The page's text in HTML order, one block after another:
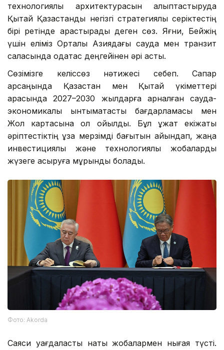
технологиялық архитектурасын қалыптастыруда
Қытай Қазақстанды негізгі стратегиялық серіктестің
бірі ретінде қарастырады деген сөз. Яғни, Бейжің
үшін еліміз Орталық Азиядағы сауда мен транзит
саласында одақтас деңгейінен әрі асты.
Сөзімізге келіссөз нәтижесі себеп. Сапар
қарсаңында Қазақстан мен Қытай үкіметтері
арасында 2027–2030 жылдарға арналған сауда-
экономикалық ынтымақтастық бағдарламасы мен
Жол картасына қол қойылды. Бұл құжат екіжақты
әріптестіктің ұзақ мерзімді бағытын айқындап, жаңа
инвестициялық және технологиялық жобаларды
жүзеге асыруға мұрындық болады.
Фото: Аkorda
Саяси уағдаластық нақты жобалармен нығая түсті.